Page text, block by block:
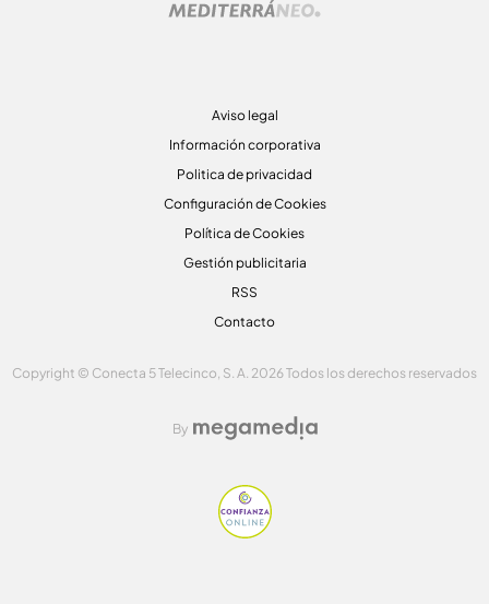
Aviso legal
Información corporativa
Politica de privacidad
Configuración de Cookies
Política de Cookies
Gestión publicitaria
RSS
Contacto
Copyright © Conecta 5 Telecinco, S. A. 2026 Todos los derechos reservados
By